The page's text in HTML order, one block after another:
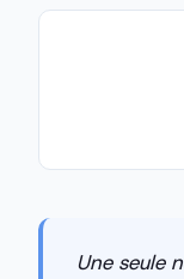
Une seule